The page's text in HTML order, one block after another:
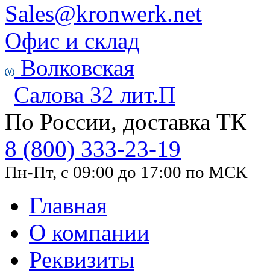
Sales@kronwerk.net
Офис и склад
Волковская
Салова 32 лит.П
По России, доставка ТК
8 (800) 333-23-19
Пн-Пт, с 09:00 до 17:00 по МСК
Главная
О компании
Реквизиты